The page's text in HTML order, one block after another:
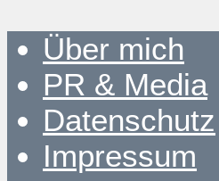
Über mich
PR & Media
Datenschutz
Impressum